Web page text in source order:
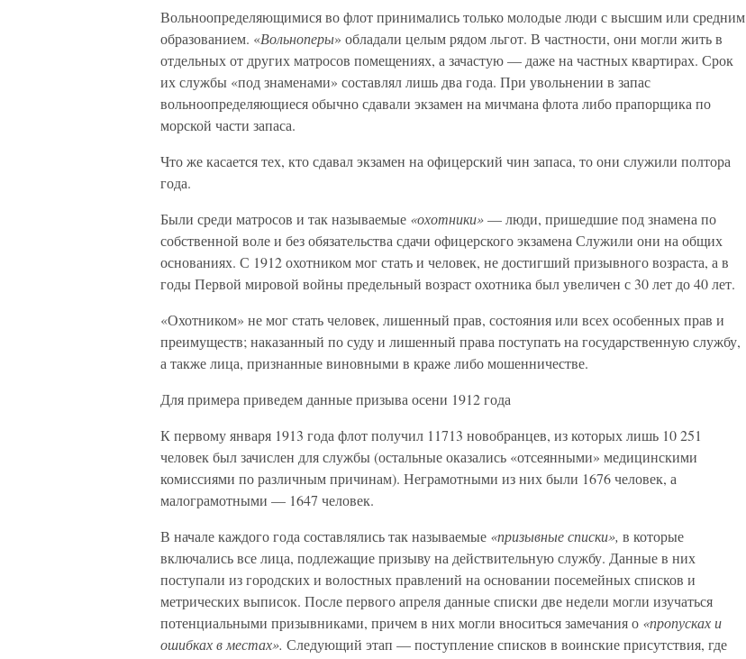
Вольноопределяющимися во флот принимались только молодые люди с высшим или средним
образованием. «Вольноперы» обладали целым рядом льгот. В частности, они могли жить в
отдельных от других матросов помещениях, а зачастую — даже на частных квартирах. Срок
их службы «под знаменами» составлял лишь два года. При увольнении в запас
вольноопределяющиеся обычно сдавали экзамен на мичмана флота либо прапорщика по
морской части запаса.
Что же касается тех, кто сдавал экзамен на офицерский чин запаса, то они служили полтора
года.
Были среди матросов и так называемые «охотники»— люди, пришедшие под знамена по
собственной воле и без обязательства сдачи офицерского экзамена Служили они на общих
основаниях. С 1912 охотником мог стать и человек, не достигший призывного возраста, а в
годы Первой мировой войны предельный возраст охотника был увеличен с 30 лет до 40 лет.
«Охотником» не мог стать человек, лишенный прав, состояния или всех особенных прав и
преимуществ; наказанный по суду и лишенный права поступать на государственную службу,
а также лица, признанные виновными в краже либо мошенничестве.
Для примера приведем данные призыва осени 1912 года
К первому января 1913 года флот получил 11713 новобранцев, из которых лишь 10 251
человек был зачислен для службы (остальные оказались «отсеянными» медицинскими
комиссиями по различным причинам). Неграмотными из них были 1676 человек, а
малограмотными — 1647 человек.
В начале каждого года составлялись так называемые «призывные списки», в которые
включались все лица, подлежащие призыву на действительную службу. Данные в них
поступали из городских и волостных правлений на основании посемейных списков и
метрических выписок. После первого апреля данные списки две недели могли изучаться
потенциальными призывниками, причем в них могли вноситься замечания о «пропусках и
ошибках в местах». Следующий этап — поступление списков в воинские присутствия, где